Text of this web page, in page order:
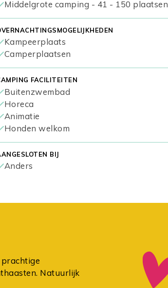
Middelgrote camping - 41 - 150 plaatsen
Kampeerplaats
Camperplaatsen
FACILITEITEN
Buitenzwembad
Horeca
Animatie
Honden welkom
BIJ
Anders
Natuurlijk